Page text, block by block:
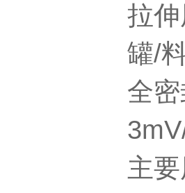
拉
罐/
全
主